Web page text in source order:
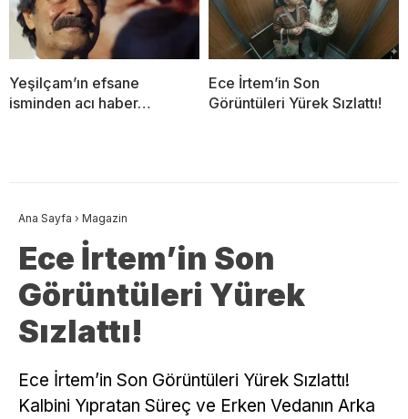
Yeşilçam’ın efsane
isminden acı haber…
Ece İrtem’in Son
Görüntüleri Yürek Sızlattı!
Ana Sayfa › Magazin
Ece İrtem’in Son
Görüntüleri Yürek
Sızlattı!
Ece İrtem’in Son Görüntüleri Yürek Sızlattı!
Kalbini Yıpratan Süreç ve Erken Vedanın Arka